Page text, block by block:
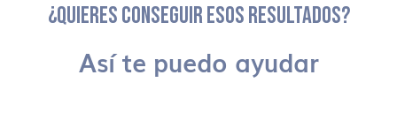
¿QUIERES CONSEGUIR ESOS RESULTADOS?
Así te puedo ayudar